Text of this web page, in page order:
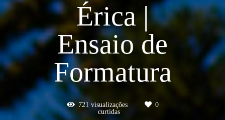
Érica |
Ensaio de
Formatura
721 visualizações
0
curtidas